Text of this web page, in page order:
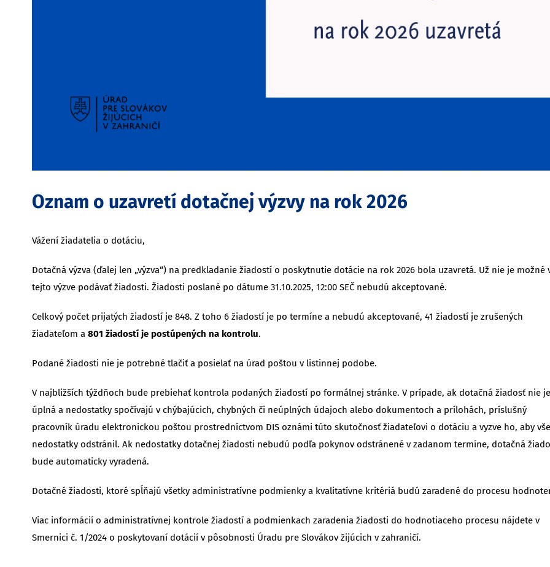
Oznam o uzavretí dotačnej výzvy na rok 2026
Vážení žiadatelia o dotáciu,
Dotačná výzva (ďalej len „výzva“) na predkladanie žiadostí o poskytnutie dotácie na rok 2026 bola uzavretá. Už nie je možné
tejto výzve podávať žiadosti. Žiadosti poslané po dátume 31.10.2025, 12:00 SEČ nebudú akceptované.
Celkový počet prijatých žiadostí je 848. Z toho 6 žiadostí je po termíne a nebudú akceptované, 41 žiadostí je zrušených
žiadateľom a 801 žiadostí je postúpených na kontrolu.
Podané žiadosti nie je potrebné tlačiť a posielať na úrad poštou v listinnej podobe.
V najbližších týždňoch bude prebiehať kontrola podaných žiadostí po formálnej stránke. V prípade, ak dotačná žiadosť nie je
úplná a nedostatky spočívajú v chýbajúcich, chybných či neúplných údajoch alebo dokumentoch a prílohách, príslušný
pracovník úradu elektronickou poštou prostredníctvom DIS oznámi túto skutočnosť žiadateľovi o dotáciu a vyzve ho, aby
nedostatky odstránil. Ak nedostatky dotačnej žiadosti nebudú podľa pokynov odstránené v zadanom termíne, dotačná
bude automaticky vyradená.
Dotačné žiadosti, ktoré spĺňajú všetky administratívne podmienky a kvalitatívne kritériá budú zaradené do procesu
Viac informácií o administratívnej kontrole žiadostí a podmienkach zaradenia žiadosti do hodnotiaceho procesu nájdete v
Smernici č. 1/2024 o poskytovaní dotácií v pôsobnosti Úradu pre Slovákov žijúcich v zahraničí.